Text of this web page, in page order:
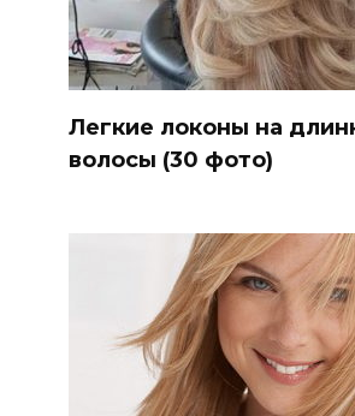
Легкие локоны на
волосы (30 фото)